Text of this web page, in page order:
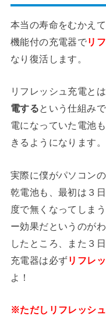
本当の寿命をむかえ
機能付の充電器でリ
なり復活します。
リフレッシュ充電と
電するという仕組み
電になっていた電池
きるようになります。
実際に僕がパソコン
乾電池も、最初は３
度で無くなってしま
ー効果だというのが
したところ、また３
充電器は必ずリフレ
よ！
※ただしリフレッシ